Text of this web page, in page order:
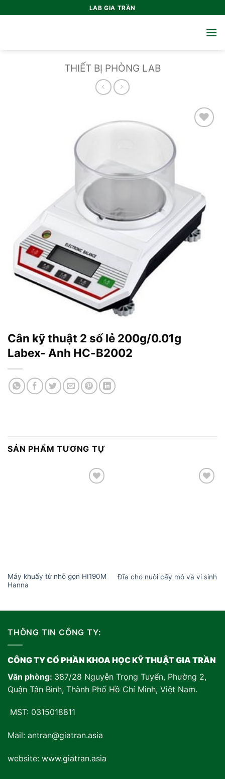
qua
LAB GIA TRẦN
THIẾT BỊ PHÒNG LAB
Cân kỹ thuật 2 số lẻ 200g/0.01g
Labex- Anh HC-B2002
SẢN PHẨM TƯƠNG TỰ
Máy khuấy từ nhỏ gọn HI190M
Hanna
Đĩa cho nuôi cấy mô và vi sinh
THÔNG TIN CÔNG TY:
CÔNG TY CỔ PHẦN KHOA HỌC KỸ THUẬT GIA TRẦN
Văn phòng: 387/28 Nguyễn Trọng Tuyển, Phường 2,
Quận Tân Bình, Thành Phố Hồ Chí Minh, Việt Nam.
MST: 0315018811
Mail: antran@giatran.asia
website: www.giatran.asia